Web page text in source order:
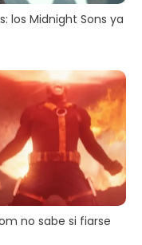
los Midnight Sons ya
no sabe si fiarse